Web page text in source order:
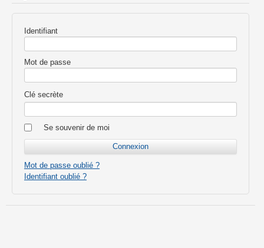
Identifiant
Mot de passe
Clé secrète
Se souvenir de moi
Mot de passe oublié ?
Identifiant oublié ?